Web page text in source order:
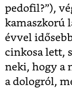
pedofil?”),
kamaszkorú
évvel
cinkosa lett,
neki, hogy a
a dologról,